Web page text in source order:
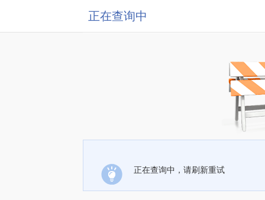
正在查询中
正在查询中，请刷新重试